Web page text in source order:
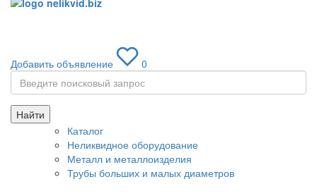
Добавить объявление
0
Найти
Каталог
Неликвидное оборудование
Металл и металлоизделия
Трубы больших и малых диаметров